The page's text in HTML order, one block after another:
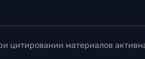
материалов